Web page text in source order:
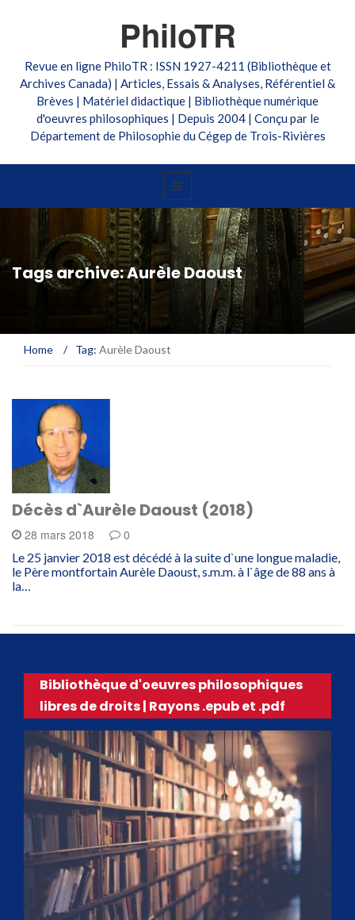
PhiloTR
Revue en ligne PhiloTR : ISSN 1927-4211 (Bibliothèque et
Archives Canada) | Articles, Essais & Analyses, Référentiel &
Brèves | Matériel didactique | Bibliothèque numérique
d'oeuvres philosophiques | Depuis 2004 | Conçu par le
Département de Philosophie du Cégep de Trois-Rivières
Tags archive: Aurèle Daoust
Home / Tag: Aurèle Daoust
Décès d`Aurèle Daoust (2018)
28 mars 2018 0
Le 25 janvier 2018 est décédé à la suite d`une longue maladie,
le Père montfortain Aurèle Daoust, s.m.m. à l`âge de 88 ans à
la…
Bibliothèque d'oeuvres philosophiques
libres de droits | Rayons .epub et .pdf